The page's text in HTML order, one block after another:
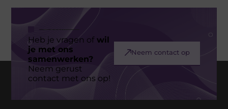
Heb je vragen ofwil
je met ons
samenwerken?
Neem gerust
contact met ons op!
Neem contact op